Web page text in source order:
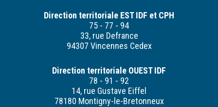
Direction territoriale EST IDF et CPH
75 - 77 - 94
33, rue Defrance
94307 Vincennes Cedex
Direction territoriale OUEST IDF
78 - 91 - 92
14, rue Gustave Eiffel
78180 Montigny-le-Bretonneux